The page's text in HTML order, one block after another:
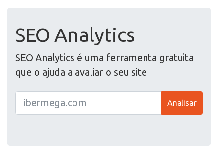
SEO Analytics
SEO Analytics é uma ferramenta gratuita
que o ajuda a avaliar o seu site
Analisar